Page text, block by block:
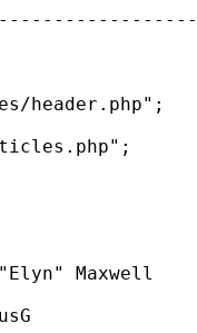
header.php";
Maxwell